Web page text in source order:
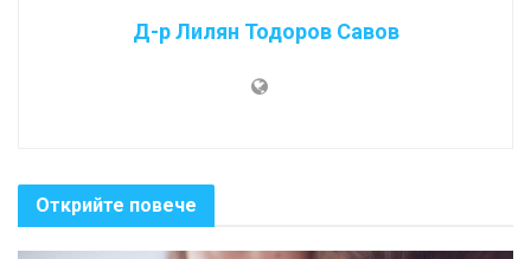
Д-р Лилян Тодоров Савов
Открийте повече